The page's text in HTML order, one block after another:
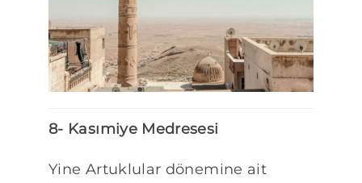
8- Kasımiye Medresesi
Yine Artuklular dönemine ait